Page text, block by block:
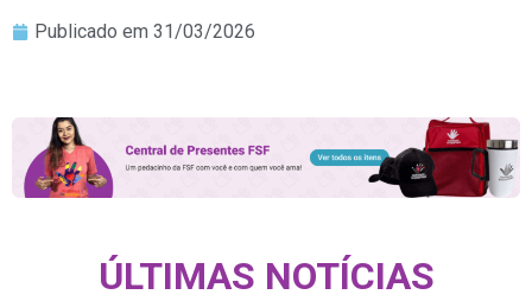
Publicado em 31/03/2026
ÚLTIMAS NOTÍCIAS